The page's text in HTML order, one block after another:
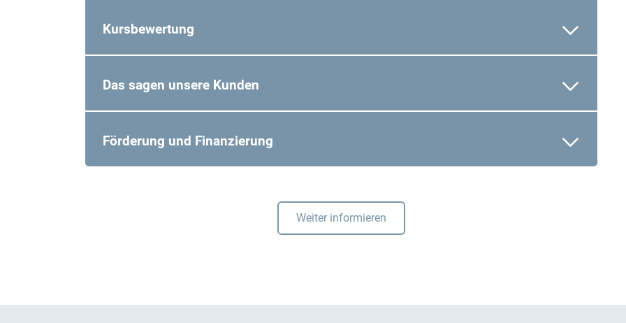
Kursbewertung
Das sagen unsere Kunden
Förderung und Finanzierung
Weiter informieren